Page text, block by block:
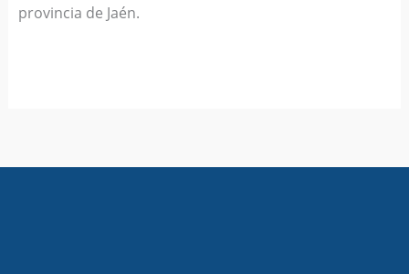
provincia de Jaén.